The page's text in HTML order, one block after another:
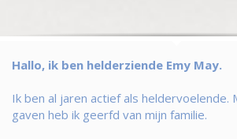
Hallo, ik ben helderziende Emy May.
Ik ben al jaren actief als heldervoelende.
gaven heb ik geerfd van mijn familie.